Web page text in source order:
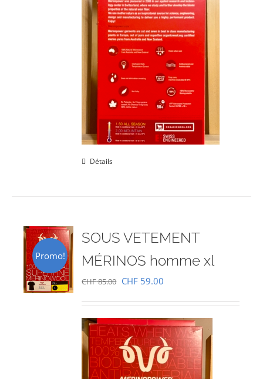
Détails
Promo!
SOUS VETEMENT
MÉRINOS homme xl
CHF85.00 Le
initial
était :
CHF 85.00.
CHF 59.00
actuel
est :
CHF 59.00.